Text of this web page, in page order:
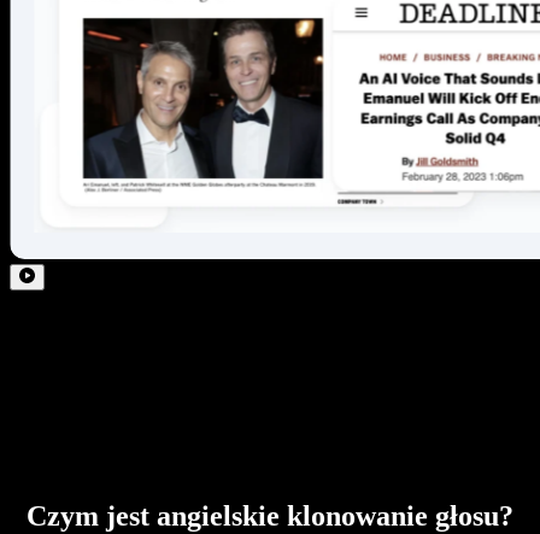
Czym jest angielskie klonowanie głosu?